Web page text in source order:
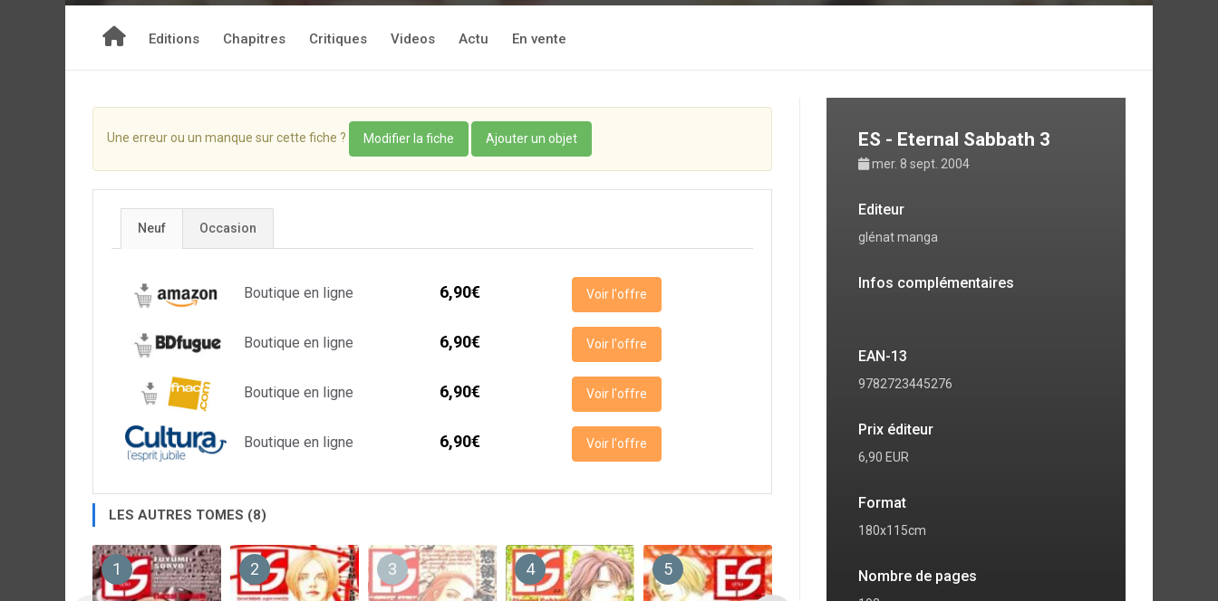
Editions Chapitres Critiques Videos Actu En vente
Une erreur ou un manque sur cette fiche ? Modifier la fiche Ajouter un objet
Neuf Occasion
Boutique en ligne 6,90€ Voir l'offre
Boutique en ligne 6,90€ Voir l'offre
Boutique en ligne 6,90€ Voir l'offre
Boutique en ligne 6,90€ Voir l'offre
LES AUTRES TOMES (8)
1 2 3 4 5 7
ES - Eternal Sabbath 3
mer. 8 sept. 2004
Editeur
glénat manga
Infos complémentaires
EAN-13
9782723445276
Prix éditeur
6,90 EUR
Format
180x115cm
Nombre de pages